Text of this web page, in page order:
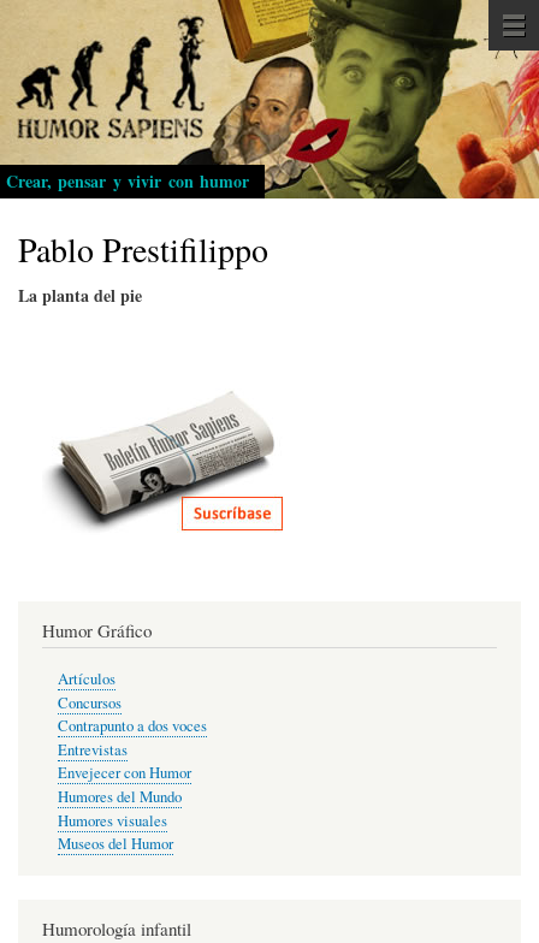
Pasar
al
contenido
principal
Crear, pensar y vivir con humor
Pablo Prestifilippo
La planta del pie
Humor Gráfico
Artículos
Concursos
Contrapunto a dos voces
Entrevistas
Envejecer con Humor
Humores del Mundo
Humores visuales
Museos del Humor
Humorología infantil